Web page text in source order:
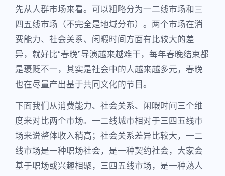
先从人群市场来看。可以粗略分为一二线市场和三
四五线市场（不完全是地域分布）。两个市场在消
费能力、社会关系、闲暇时间方面有比较大的差
异，就好比“春晚”导演越来越难干，每年春晚结束都
是褒贬不一，其实是社会中的人越来越多元，春晚
也在尽量产出基于共同文化的节目。
下面我们从消费能力、社会关系、闲暇时间三个维
度来对比两个市场。一二线城市相对于三四五线市
场来说整体收入稍高；社会关系差异比较大，一二
线市场是一种职场社会，是一种契约社会，大家会
基于职场或兴趣相聚，三四五线市场，是一种熟人